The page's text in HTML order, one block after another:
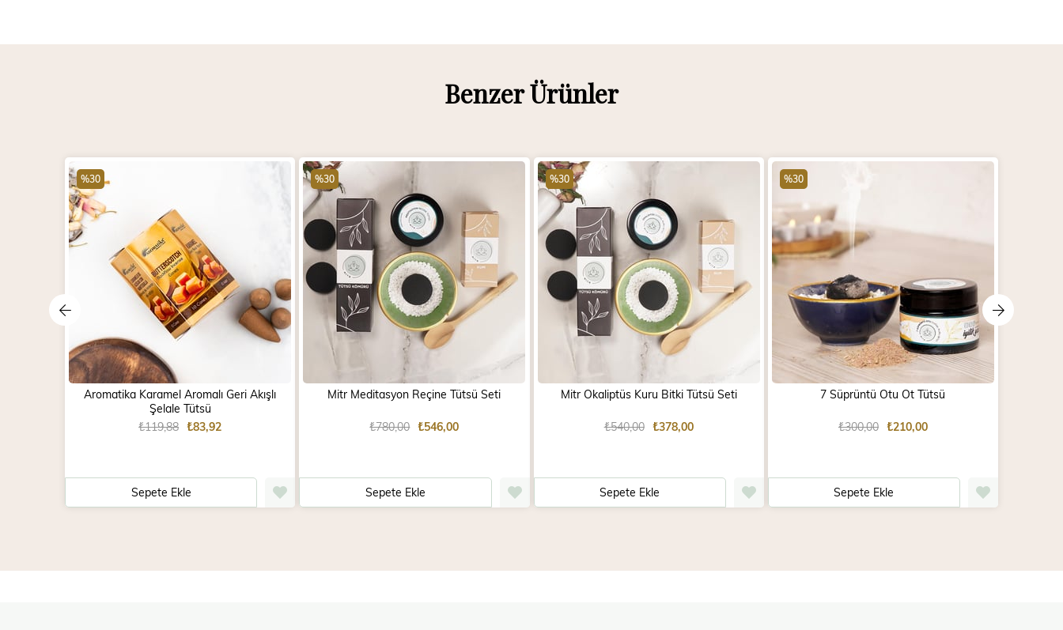
Benzer Ürünler
Aromatika Karamel Aromalı Geri Akışlı
Şelale Tütsü
₺83,92
₺119,88
Sepete Ekle
%30
Mitr Meditasyon Reçine Tütsü Seti
₺546,00
₺780,00
Sepete Ekle
%30
Mitr Okaliptüs Kuru Bitki Tütsü Seti
₺378,00
₺540,00
Sepete Ekle
%30
7 Süprüntü Otu Ot Tütsü
₺210,00
₺300,00
Sepete Ekle
%30